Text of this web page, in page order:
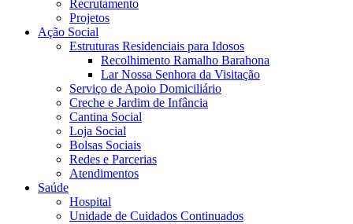
Recrutamento
Projetos
Ação Social
Estruturas Residenciais para Idosos
Recolhimento Ramalho Barahona
Lar Nossa Senhora da Visitação
Serviço de Apoio Domiciliário
Creche e Jardim de Infância
Cantina Social
Loja Social
Bolsas Sociais
Redes e Parcerias
Atendimentos
Saúde
Hospital
Unidade de Cuidados Continuados